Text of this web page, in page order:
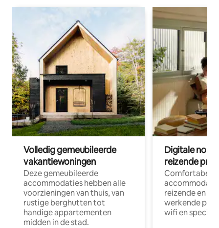
Volledig gemeubileerde
vakantiewoningen
Deze gemeubileerde
accommodaties hebben alle
voorzieningen van thuis, van
rustige berghutten tot
handige appartementen
midden in de stad.
Digitale
reizende
Comfortabele
reizende en
werkende
wifi en